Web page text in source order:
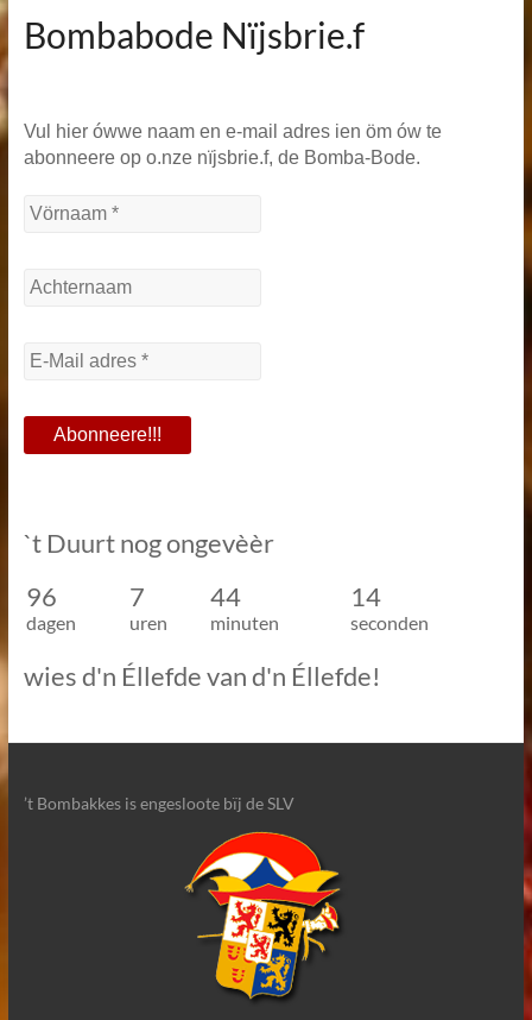
Bombabode Nïjsbrie.f
Vul hier ówwe naam en e-mail adres ien öm ów te
abonneere op o.nze nïjsbrie.f, de Bomba-Bode.
`t Duurt nog ongevèèr
96
7 44 14
dagen uren minuten seconden
wies d'n Éllefde van d'n Éllefde!
’t Bombakkes is engesloote bïj de SLV